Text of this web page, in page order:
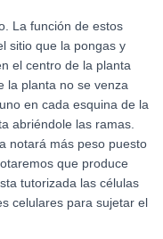
La función de estos
sitio que la pongas y
el centro de la planta
la planta no se venza
en cada esquina de la
abriéndole las ramas.
notará más peso puesto
que produce
tutorizada las células
celulares para sujetar el